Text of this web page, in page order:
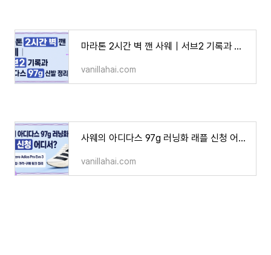
마라톤 2시간 벽 깬 사웨｜서브2 기록과 아디다스 97g 신발 정리
vanillahai.com
사웨의 아디다스 97g 러닝화 래플 신청 어디서?｜Adizero Adios Pro Evo 3 출시일·가격·구매 링크 정리
vanillahai.com